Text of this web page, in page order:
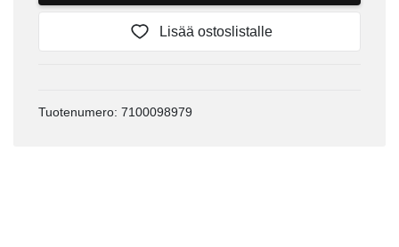
Lisää ostoslistalle
Tuotenumero: 7100098979